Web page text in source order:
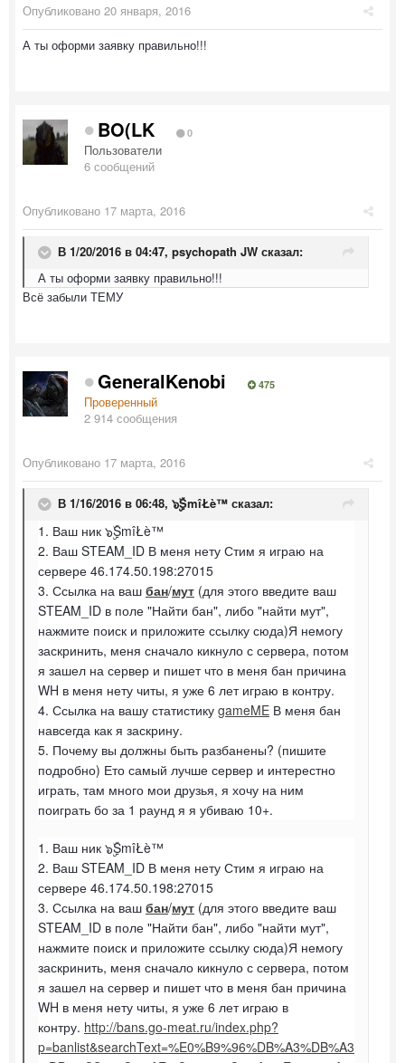
Опубликовано 20 января, 2016
А ты оформи заявку правильно!!!
BO(LK 0
Пользователи
6 сообщений
Опубликовано 17 марта, 2016
В 1/20/2016 в 04:47, psychopath JW сказал:
А ты оформи заявку правильно!!!
Всё забыли ТЕМУ
GeneralKenobi 475
Проверенный
2 914 сообщения
Опубликовано 17 марта, 2016
В 1/16/2016 в 06:48, ๖ۣۣۜSmîŁè™ сказал:
1. Ваш ник ๖ۣۣۜSmîŁè™
2. Ваш STEAM_ID В меня нету Стим я играю на
сервере 46.174.50.198:27015
3. Ссылка на ваш бан/мут (для этого введите ваш
STEAM_ID в поле "Найти бан", либо "найти мут",
нажмите поиск и приложите ссылку сюда)Я немогу
заскринить, меня сначало кикнуло с сервера, потом
я зашел на сервер и пишет что в меня бан причина
WH в меня нету читы, я уже 6 лет играю в контру.
4. Ссылка на вашу статистику gameME В меня бан
навсегда как я заскрину.
5. Почему вы должны быть разбанены? (пишите
подробно) Ето самый лучше сервер и интерестно
играть, там много мои друзья, я хочу на ним
поиграть бо за 1 раунд я я убиваю 10+.
1. Ваш ник ๖ۣۣۜSmîŁè™
2. Ваш STEAM_ID В меня нету Стим я играю на
сервере 46.174.50.198:27015
3. Ссылка на ваш бан/мут (для этого введите ваш
STEAM_ID в поле "Найти бан", либо "найти мут",
нажмите поиск и приложите ссылку сюда)Я немогу
заскринить, меня сначало кикнуло с сервера, потом
я зашел на сервер и пишет что в меня бан причина
WH в меня нету читы, я уже 6 лет играю в
контру. http://bans.go-meat.ru/index.php?
p=banlist&searchText=%E0%B9%96%DB%A3%DB%A3